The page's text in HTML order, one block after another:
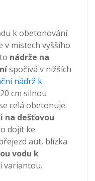
k obetonování
v místech vyššího
nádrže na
spočívá v nižších
nádrž k
cm silnou
celá obetonuje.
na dešťovou
dojít ke
aut, blízka
vodu k
variantou.